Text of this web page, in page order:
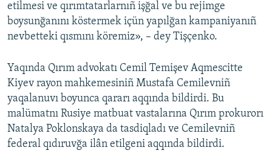
etilmesi ve qırımtatarlarnıñ işğal ve bu rejimge
boysunğanını köstermek içün yapılğan kampaniyanıñ
nevbetteki qısmını köremiz», – dey Tişçenko.
Yaqında Qırım advokatı Cemil Temişev Aqmescitte
Kiyev rayon mahkemesiniñ Mustafa Cemilevniñ
yaqalanuvı boyunca qararı aqqında bildirdi. Bu
malümatnı Rusiye matbuat vastalarına Qırım prokurorı
Natalya Poklonskaya da tasdiqladı ve Cemilevniñ
federal qıdıruvğa ilân etilgeni aqqında bildirdi.